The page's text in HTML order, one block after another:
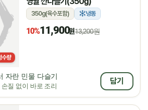
수량
350g(육수포함) 냉동
10%11,900원13,200원
자란 민물 다슬기
질 없이 바로 조리
담기